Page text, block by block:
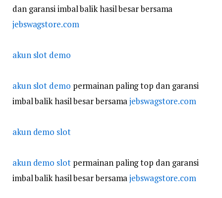
dan garansi imbal balik hasil besar bersama
jebswagstore.com
akun slot demo
akun slot demo permainan paling top dan garansi
imbal balik hasil besar bersamajebswagstore.com
akun demo slot
akun demo slotpermainan paling top dan garansi
imbal balik hasil besar bersamajebswagstore.com